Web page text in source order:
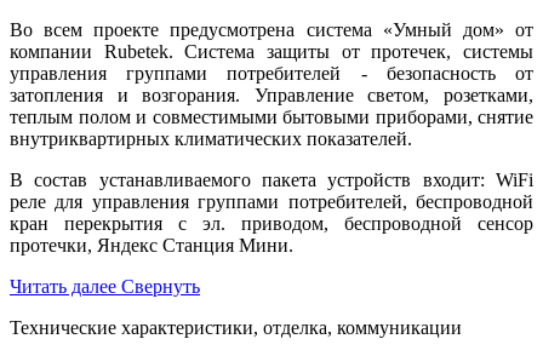
Во всем проекте предусмотрена система «Умный дом» от
компании Rubetek. Система защиты от протечек, системы
управления группами потребителей - безопасность от
затопления и возгорания. Управление светом, розетками,
теплым полом и совместимыми бытовыми приборами, снятие
внутриквартирных климатических показателей.
В состав устанавливаемого пакета устройств входит: WiFi
реле для управления группами потребителей, беспроводной
кран перекрытия с эл. приводом, беспроводной сенсор
протечки, Яндекс Станция Мини.
Читать далее Свернуть
Технические характеристики, отделка, коммуникации